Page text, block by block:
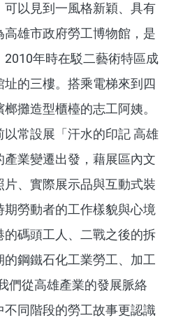
以見到一風格新穎、具有
雄市政府勞工博物館，是
年時在駁二藝術特區成
的三樓。搭乘電梯來到四
攤造型櫃檯的志工阿姨。
常設展「汗水的印記 高雄
業變遷出發，藉展區內文
、實際展示品與互動式裝
勞動者的工作樣貌與心境
碼頭工人、二戰之後的拆
鋼鐵石化工業勞工、加工
們從高雄產業的發展脈絡
同階段的勞工故事更認識